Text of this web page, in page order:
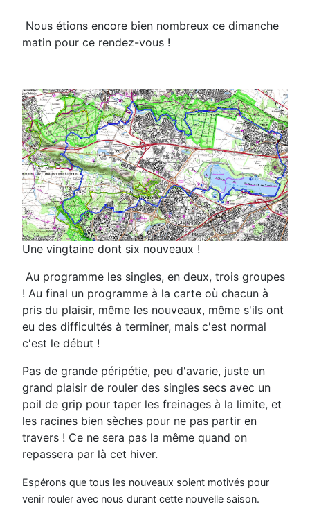
Nous étions encore bien nombreux ce dimanche
matin pour ce rendez-vous !
Une vingtaine dont six nouveaux !
Au programme les singles, en deux, trois groupes
! Au final un programme à la carte où chacun à
pris du plaisir, même les nouveaux, même s'ils ont
eu des difficultés à terminer, mais c'est normal
c'est le début !
Pas de grande péripétie, peu d'avarie, juste un
grand plaisir de rouler des singles secs avec un
poil de grip pour taper les freinages à la limite, et
les racines bien sèches pour ne pas partir en
travers ! Ce ne sera pas la même quand on
repassera par là cet hiver.
Espérons que tous les nouveaux soient motivés pour
venir rouler avec nous durant cette nouvelle saison.